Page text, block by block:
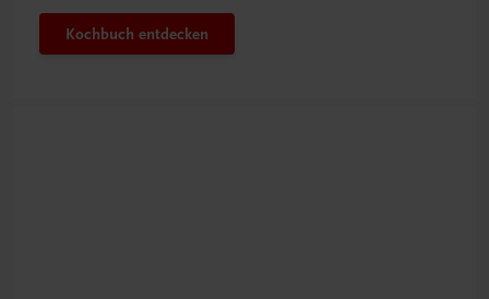
Kochbuch entdecken